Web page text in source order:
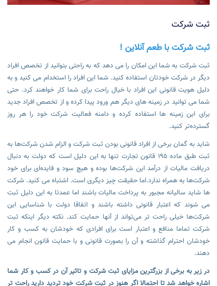
ثبت شرکت
ثبت شرکت با طعم آنلاین !
ثبت شرکت به شما این امکان را می دهد که به راحتی بتوانید از تخصص افراد
دیگر در شرکت خودتان استفاده کنید. شما این افراد را استخدام می کنید و به
دلیل هویت قانونی این افراد با خیال راحت برای شما کار خواهند کرد. حتی
شما می توانید در زمینه های دیگر هم ورود پیدا کرده و از تخصص افراد جدید
برای این زمینه ها استفاده کرده و دامنه فعالیت شرکت خود را هر روز
گسترده‌تر کنید.
شاید به گمان برخی از افراد قانونی بودن ثبت شرکت و الزام شدن شرکت‌ها به
ثبت طبق ماده 195 قانون تجارت تنها به این دلیل است که دولت به دنبال
دریافت مالیات از درآمد این شرکت‌ها بوده و هیچ سود و فایده‌ای برای خود
شرکت‌ها به همراه ندارد.اما حقیقت چیز دیگری است. اشتباه می کنید. شرکت
ها شاید سالیانه مجبور به پرداخت مالیات باشند اما عمدتا به این دلیل ثبت
می شوند که اعتبار قانونی داشته باشند و اتفاقا دولت با شناسایی این
شرکت‌ها خیلی راحت تر می‌تواند از آنها حمایت کند. نکته دیگر اینکه ثبت
شرکت تماما منافع و اعتبار است برای افرادی که خودشان به کسب و کار
خودشان احترام گذاشته و آن را بصورت قانونی و با حمایت قانون انجام می
دهند.
در زیر به برخی از بزرگترین مزایای ثبت شرکت و تاثیر آن در کسب و کار شما
اشاره خواهد شد تا احتمالا اگر هنوز در ثبت شرکت خود تردید دارید راحت تر